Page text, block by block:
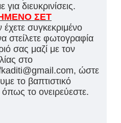
διευκρινίσεις.
ΣΕΤ
έχετε συγκεκριμένο
στείλετε φωτογραφία
σας μαζί με τον
στο
ώστε
το βαπτιστικό
το ονειρεύεστε.